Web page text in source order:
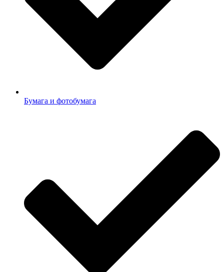
Бумага и фотобумага